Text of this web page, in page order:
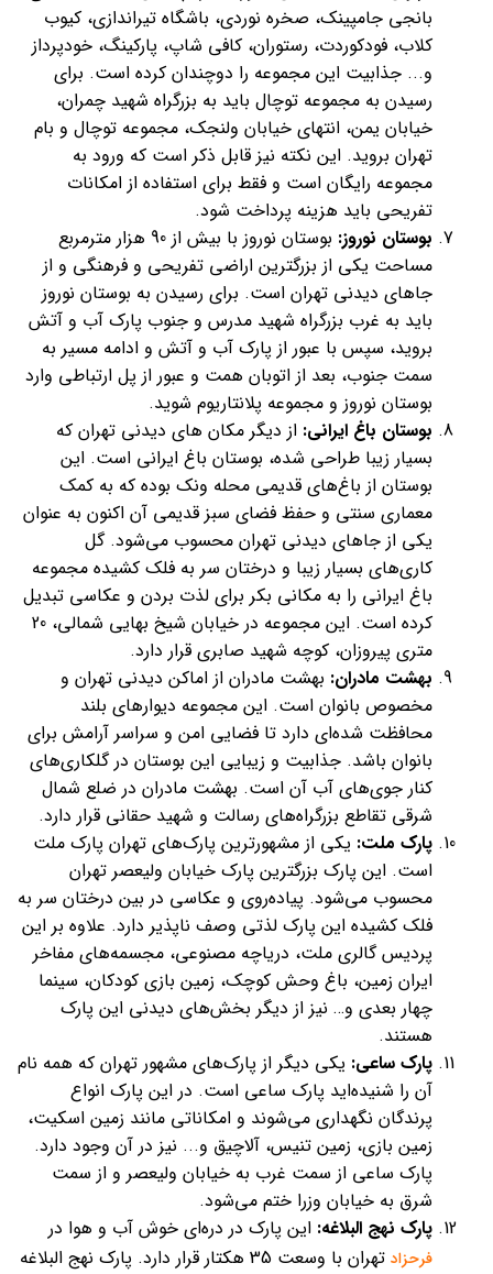
بانجی جامپینک، صخره نوردی، باشگاه تیراندازی، کیوب
کلاب، فودکوردت، رستوران، کافی شاپ، پارکینگ، خودپرداز
و... جذابیت این مجموعه را دوچندان کرده است. برای
رسیدن به مجموعه توچال باید به بزرگراه شهید چمران،
خیابان یمن، انتهای خیابان ولنجک، مجموعه توچال و بام
تهران بروید. این نکته نیز قابل ذکر است که ورود به
مجموعه رایگان است و فقط برای استفاده از امکانات
تفریحی باید هزینه پرداخت شود.
بوستان نوروز:
بوستان نوروز با بیش از 90 هزار مترمربع
مساحت یکی از بزرگترین اراضی تفریحی و فرهنگی و از
جاهای دیدنی تهران است. برای رسیدن به بوستان نوروز
باید به غرب بزرگراه شهید مدرس و جنوب پارک آب و آتش
بروید، سپس با عبور از پارک آب و آتش و ادامه مسیر به
سمت جنوب، بعد از اتوبان همت و عبور از پل ارتباطی وارد
بوستان نوروز و مجموعه پلانتاریوم شوید.
بوستان باغ ایرانی: از دیگر مکان های دیدنی تهران که
بسیار زیبا طراحی شده، بوستان باغ ایرانی است. این
بوستان از باغ‌های قدیمی محله ونک بوده که به کمک
معماری سنتی و حفظ فضای سبز قدیمی آن اکنون به عنوان
یکی از جاهای دیدنی تهران محسوب می‌شود. گل
کاری‌های بسیار زیبا و درختان سر به فلک کشیده مجموعه
باغ ایرانی را به مکانی بکر برای لذت بردن و عکاسی تبدیل
کرده است. این مجموعه در خیابان شیخ بهایی شمالی، 20
متری پیروزان، کوچه شهید صابری قرار دارد.
بهشت مادران: بهشت مادران از اماکن دیدنی تهران و
مخصوص بانوان است. این مجموعه دیوارهای بلند
محافظت شده‌ای دارد تا فضایی امن و سراسر آرامش برای
بانوان باشد. جذابیت و زیبایی این بوستان در گلکاری‌های
کنار جوی‌های آب آن است. بهشت مادران در ضلع شمال
شرقی تقاطع بزرگراه‌های رسالت و شهید حقانی قرار دارد.
پارک ملت: یکی از مشهورترین پارک‌های تهران پارک ملت
است. این پارک بزرگترین پارک خیابان ولیعصر تهران
محسوب می‌شود. پیاده‌روی و عکاسی در بین درختان سر به
فلک کشیده این پارک لذتی وصف ناپذیر دارد. علاوه بر این
پردیس گالری ملت، دریاچه مصنوعی، مجسمه‌های مفاخر
ایران زمین، باغ وحش کوچک، زمین بازی کودکان، سینما
چهار بعدی و… نیز از دیگر بخش‌های دیدنی این پارک
هستند.
پارک ساعی: یکی دیگر از پارک‌های مشهور تهران که همه نام
آن را شنیده‌اید پارک ساعی است. در این پارک انواع
پرندگان نگهداری می‌شوند و امکاناتی مانند زمین اسکیت،
زمین بازی، زمین تنیس، آلاچیق و... نیز در آن وجود دارد.
پارک ساعی از سمت غرب به خیابان ولیعصر و از سمت
شرق به خیابان وزرا ختم می‌شود.
پارک نهج البلاغه: این پارک در دره‌ای خوش آب و هوا در
فرحزاد
تهران با وسعت 35 هکتار قرار دارد. پارک نهج البلاغه